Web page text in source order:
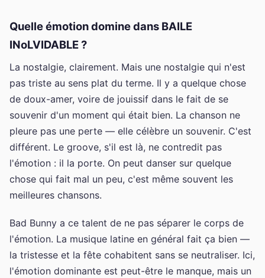
Quelle émotion domine dans BAILE
INoLVIDABLE ?
La nostalgie, clairement. Mais une nostalgie qui n'est
pas triste au sens plat du terme. Il y a quelque chose
de doux-amer, voire de jouissif dans le fait de se
souvenir d'un moment qui était bien. La chanson ne
pleure pas une perte — elle célèbre un souvenir. C'est
différent. Le groove, s'il est là, ne contredit pas
l'émotion : il la porte. On peut danser sur quelque
chose qui fait mal un peu, c'est même souvent les
meilleures chansons.
Bad Bunny a ce talent de ne pas séparer le corps de
l'émotion. La musique latine en général fait ça bien —
la tristesse et la fête cohabitent sans se neutraliser. Ici,
l'émotion dominante est peut-être le manque, mais un